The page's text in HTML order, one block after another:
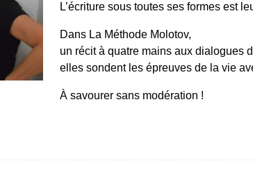
L’écriture sous toutes ses formes est
Dans La Méthode Molotov,
un récit à quatre mains aux dialogues
elles sondent les épreuves de la vie
À savourer sans modération !